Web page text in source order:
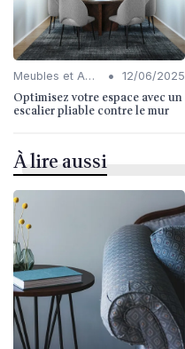
Meubles et Accessoires • 12/06/2025
Optimisez votre espace avec un
escalier pliable contre le mur
À lire aussi